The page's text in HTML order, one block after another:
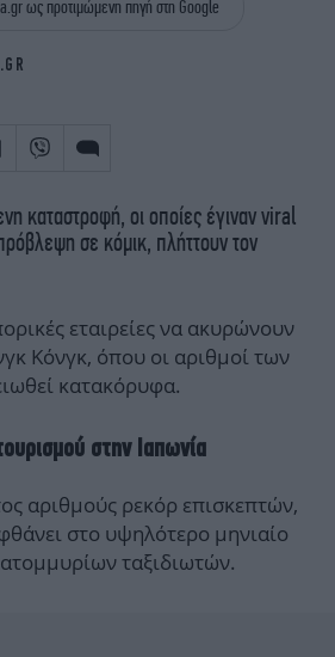
ΖΩΔΙΑ
ως προτιμώμενη πηγή στη Google
καταστροφή, οι οποίες έγιναν viral
σε κόμικ, πλήττουν τον
εταιρείες να ακυρώνουν
Κόνγκ, όπου οι αριθμοί των
κατακόρυφα.
στην Ιαπωνία
αριθμούς ρεκόρ επισκεπτών,
στο υψηλότερο μηνιαίο
ταξιδιωτών.